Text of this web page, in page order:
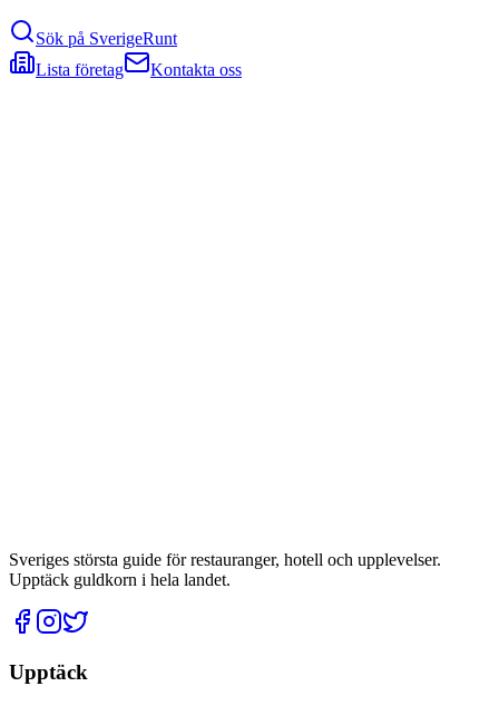
Sök på SverigeRunt
Lista företag
Kontakta oss
Sveriges största guide för restauranger, hotell och upplevelser.
Upptäck guldkorn i hela landet.
Upptäck